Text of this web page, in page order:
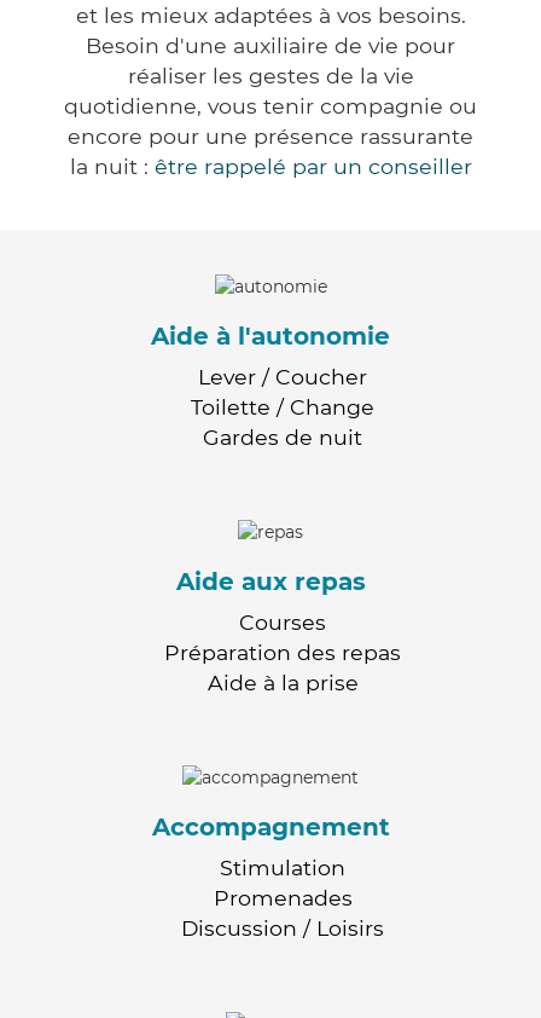
et les mieux adaptées à vos besoins.
Besoin d'une auxiliaire de vie pour
réaliser les gestes de la vie
quotidienne, vous tenir compagnie ou
encore pour une présence rassurante
la nuit : être rappelé par un conseiller
Aide à l'autonomie
Lever / Coucher
Toilette / Change
Gardes de nuit
Aide aux repas
Courses
Préparation des repas
Aide à la prise
Accompagnement
Stimulation
Promenades
Discussion / Loisirs